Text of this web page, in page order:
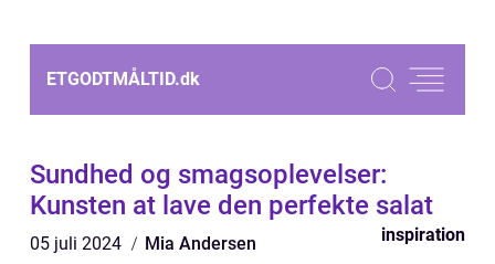
ETGODTMÅLTID.dk
Sundhed og smagsoplevelser:
Kunsten at lave den perfekte salat
05 juli 2024 Mia Andersen inspiration